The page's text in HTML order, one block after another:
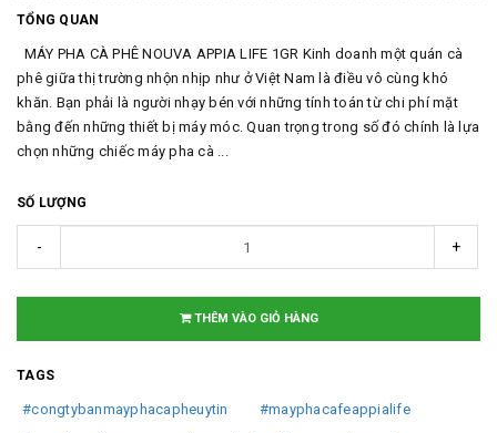
TỔNG QUAN
MÁY PHA CÀ PHÊ NOUVA APPIA LIFE 1GR Kinh doanh một quán cà
phê giữa thị trường nhộn nhịp như ở Việt Nam là điều vô cùng khó
khăn. Bạn phải là người nhạy bén với những tính toán từ chi phí mặt
bằng đến những thiết bị máy móc. Quan trọng trong số đó chính là lựa
chọn những chiếc máy pha cà ...
SỐ LƯỢNG
- +
THÊM VÀO GIỎ HÀNG
TAGS
#congtybanmayphacapheuytin
#mayphacafeappialife